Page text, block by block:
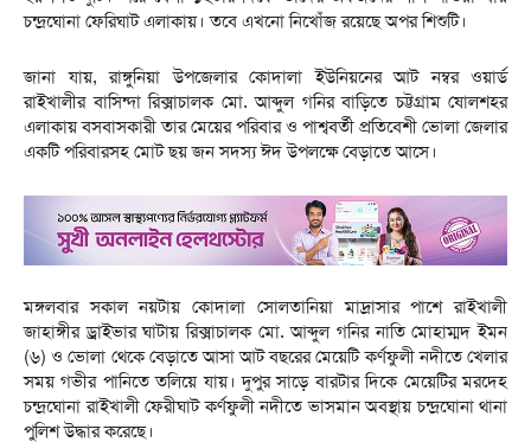
চন্দ্রঘোনা ফেরিঘাট এলাকায়। তবে এখনো নিখোঁজ রয়েছে অপর শিশুটি।
জানা যায়, রাঙ্গুনিয়া উপজেলার কোদালা ইউনিয়নের আট নম্বর ওয়ার্ড
রাইখালীর বাসিন্দা রিক্সাচালক মো. আব্দুল গনির বাড়িতে চট্টগ্রাম ষোলশহর
এলাকায় বসবাসকারী তার মেয়ের পরিবার ও পাশ্ববর্তী প্রতিবেশী ভোলা জেলার
একটি পরিবারসহ মোট ছয় জন সদস্য ঈদ উপলক্ষে বেড়াতে আসে।
মঙ্গলবার সকাল নয়টায় কোদালা সোলতানিয়া মাদ্রাসার পাশে রাইখালী
জাহাঙ্গীর ড্রাইভার ঘাটায় রিক্সাচালক মো. আব্দুল গনির নাতি মোহাম্মদ ইমন
(৬) ও ভোলা থেকে বেড়াতে আসা আট বছরের মেয়েটি কর্ণফুলী নদীতে খেলার
সময় গভীর পানিতে তলিয়ে যায়। দুপুর সাড়ে বারটার দিকে মেয়েটির মরদেহ
চন্দ্রঘোনা রাইখালী ফেরীঘাট কর্ণফুলী নদীতে ভাসমান অবস্থায় চন্দ্রঘোনা থানা
পুলিশ উদ্ধার করেছে।